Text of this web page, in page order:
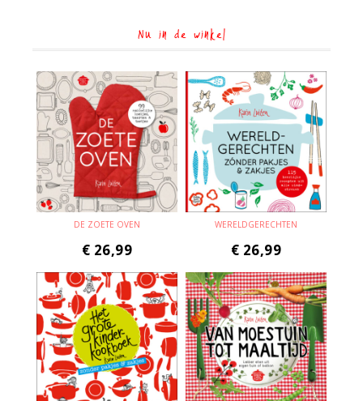
Nu in de winkel
DE ZOETE OVEN
€ 26,99
WERELDGERECHTEN
€ 26,99